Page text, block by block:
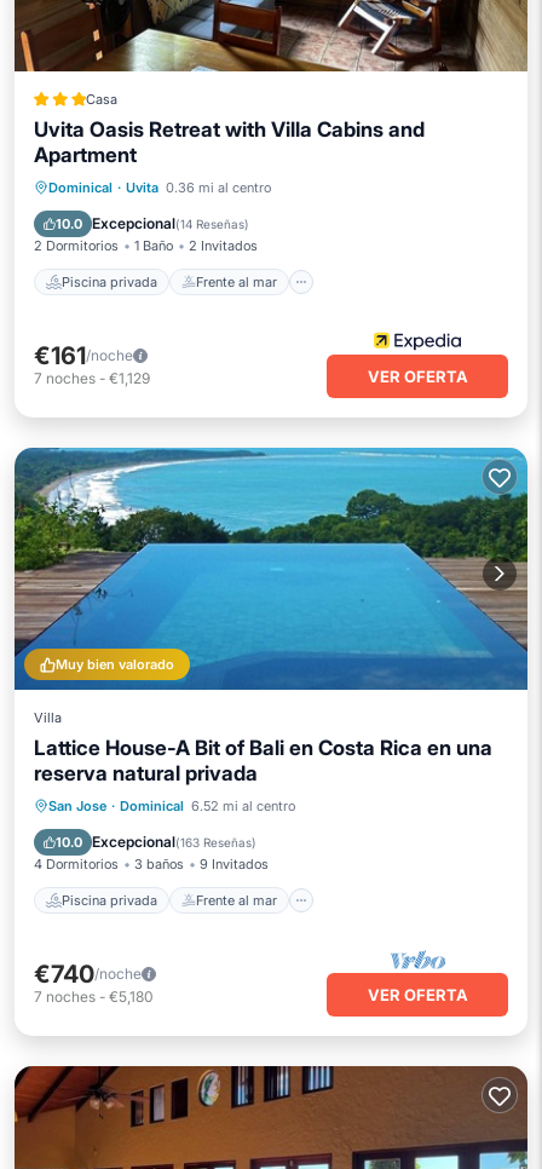
Casa
Uvita Oasis Retreat with Villa Cabins and
Apartment
Dominical · Uvita 0.36 mi al centro
10.0 Excepcional(14 Reseñas)
2 Dormitorios 1 Baño 2 Invitados
Piscina privada Frente al mar
Piscina privada
Frente al mar
Aparcamiento
€161/noche
7 noches - €1,129 VER OFERTA
Muy bien valorado
Villa
Lattice House-A Bit of Bali en Costa Rica en una
reserva natural privada
San Jose · Dominical 6.52 mi al centro
10.0 Excepcional(163 Reseñas)
4 Dormitorios 3 baños 9 Invitados
Piscina privada Frente al mar
Piscina privada
Frente al mar
Bañera de hidromasaje
€740/noche
7 noches - €5,180 VER OFERTA